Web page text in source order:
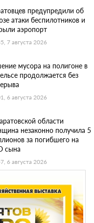
предупредили об
атаки беспилотников и
аэропорт
7 августа 2026
мусора на полигоне в
продолжается без
6 августа 2026
области
незаконно получила 5
за погибшего на
сына
6 августа 2026